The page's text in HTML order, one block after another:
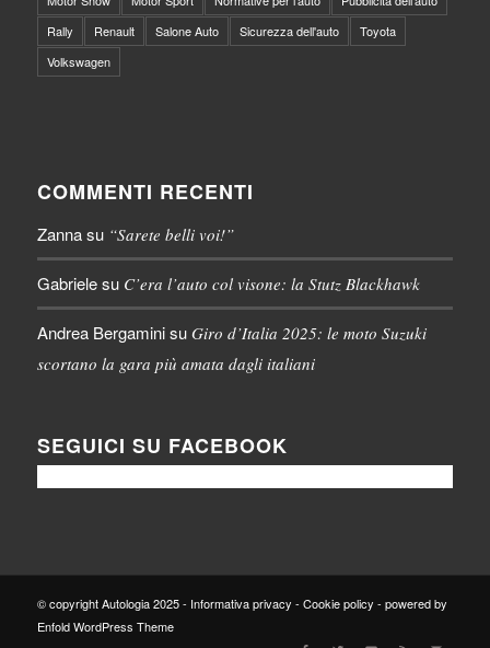
Rally
Renault Salone Auto Sicurezza dell'auto
Toyota
Volkswagen
COMMENTI RECENTI
Zannasu “Sarete belli voi!”
Gabrielesu C’era l’auto col visone: la Stutz Blackhawk
Andrea Bergaminisu Giro d’Italia 2025: le moto Suzuki
scortano la gara più amata dagli italiani
SEGUICI SU FACEBOOK
© copyright Autologia 2025 - Informativa privacy - Cookie policy - powered by
Enfold WordPress Theme